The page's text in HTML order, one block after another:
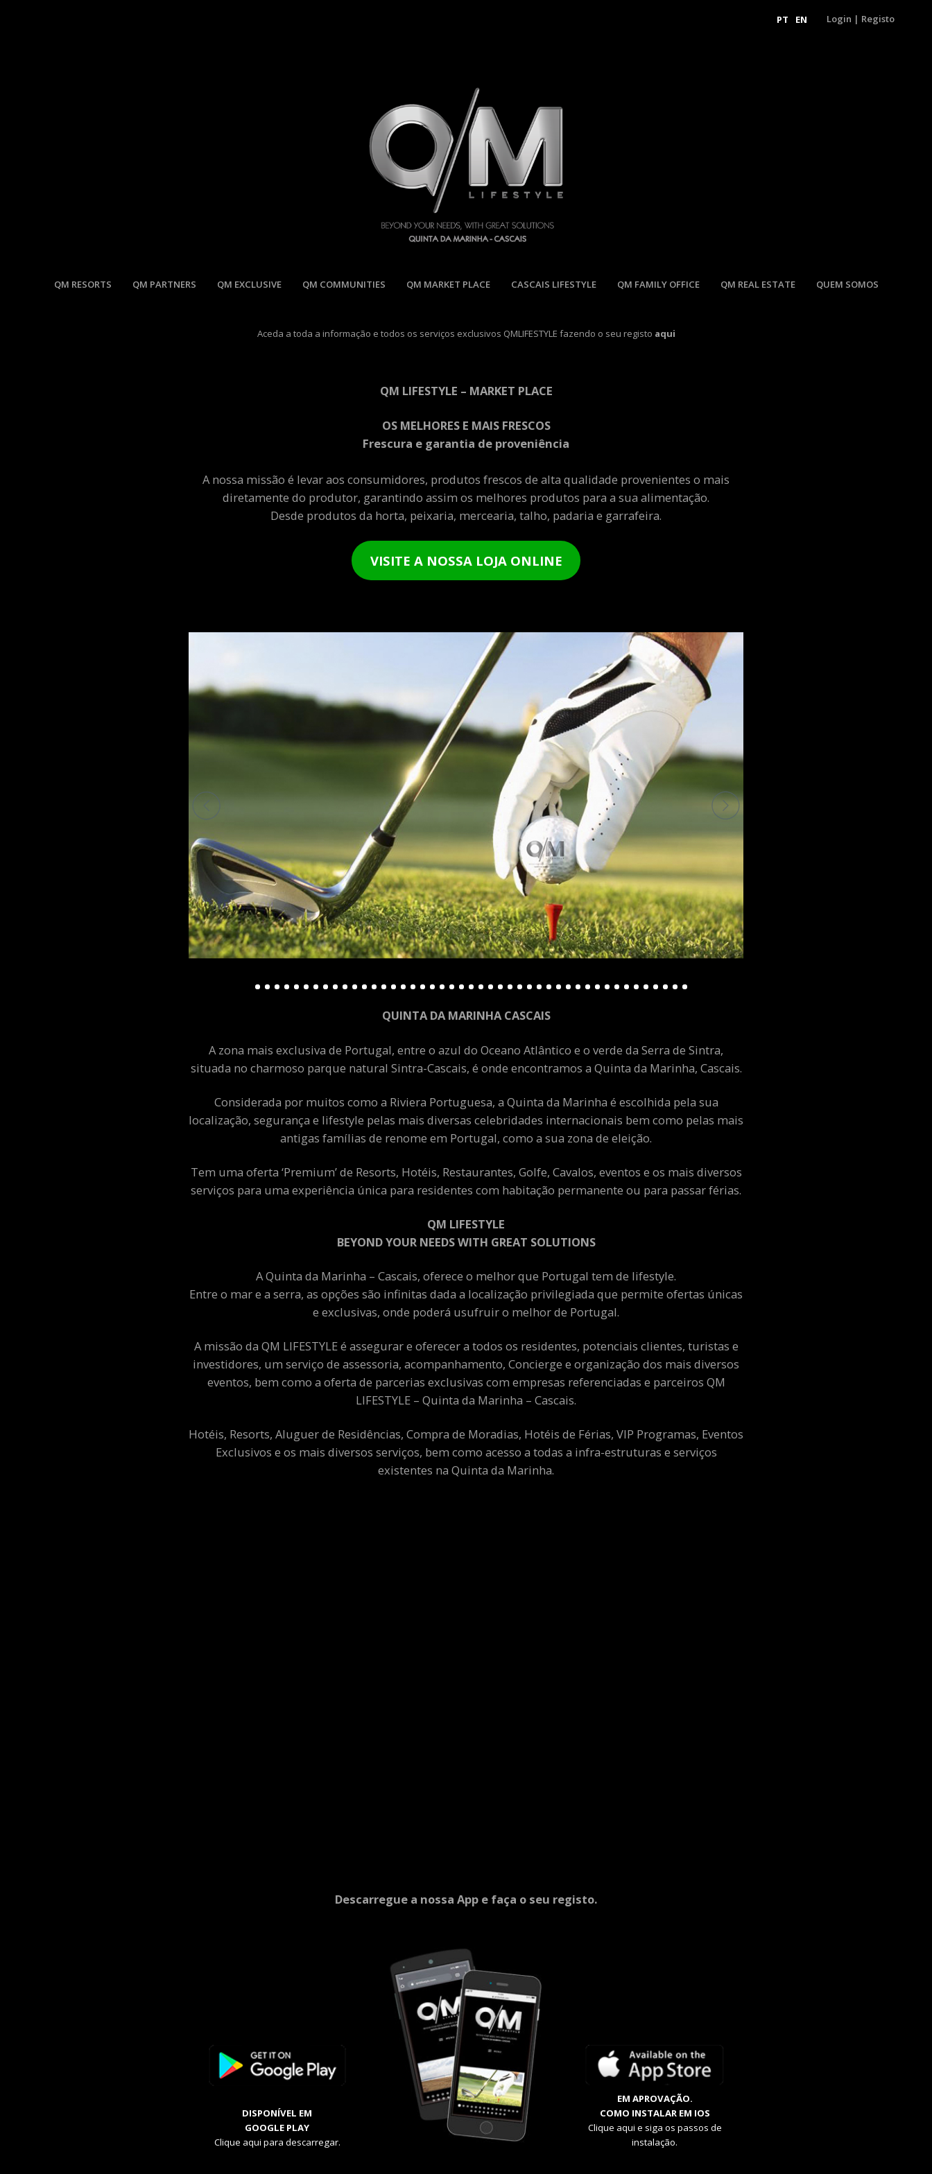
PT EN Login | Registo
QM RESORTS QM PARTNERS QM EXCLUSIVE QM COMMUNITIES QM MARKET PLACE CASCAIS LIFESTYLE QM FAMILY OFFICE QM REAL ESTATE QUEM SOMOS
Aceda a toda a informação e todos os serviços exclusivos QMLIFESTYLE fazendo o seu registo aqui
QM LIFESTYLE – MARKET PLACE
OS MELHORES E MAIS FRESCOS
Frescura e garantia de proveniência
A nossa missão é levar aos consumidores, produtos frescos de alta qualidade provenientes o mais
diretamente do produtor, garantindo assim os melhores produtos para a sua alimentação.
Desde produtos da horta, peixaria, mercearia, talho, padaria e garrafeira.
VISITE A NOSSA LOJA ONLINE
QUINTA DA MARINHA CASCAIS
A zona mais exclusiva de Portugal, entre o azul do Oceano Atlântico e o verde da Serra de Sintra,
situada no charmoso parque natural Sintra-Cascais, é onde encontramos a Quinta da Marinha, Cascais.
Considerada por muitos como a Riviera Portuguesa, a Quinta da Marinha é escolhida pela sua
localização, segurança e lifestyle pelas mais diversas celebridades internacionais bem como pelas mais
antigas famílias de renome em Portugal, como a sua zona de eleição.
Tem uma oferta ‘Premium’ de Resorts, Hotéis, Restaurantes, Golfe, Cavalos, eventos e os mais diversos
serviços para uma experiência única para residentes com habitação permanente ou para passar férias.
QM LIFESTYLE
BEYOND YOUR NEEDS WITH GREAT SOLUTIONS
A Quinta da Marinha – Cascais, oferece o melhor que Portugal tem de lifestyle.
Entre o mar e a serra, as opções são infinitas dada a localização privilegiada que permite ofertas únicas
e exclusivas, onde poderá usufruir o melhor de Portugal.
A missão da QM LIFESTYLE é assegurar e oferecer a todos os residentes, potenciais clientes, turistas e
investidores, um serviço de assessoria, acompanhamento, Concierge e organização dos mais diversos
eventos, bem como a oferta de parcerias exclusivas com empresas referenciadas e parceiros QM
LIFESTYLE – Quinta da Marinha – Cascais.
Hotéis, Resorts, Aluguer de Residências, Compra de Moradias, Hotéis de Férias, VIP Programas, Eventos
Exclusivos e os mais diversos serviços, bem como acesso a todas a infra-estruturas e serviços
existentes na Quinta da Marinha.
Descarregue a nossa App e faça o seu registo.
DISPONÍVEL EM
GOOGLE PLAY
Clique aqui para descarregar.
EM APROVAÇÃO.
COMO INSTALAR EM IOS
Clique aqui e siga os passos de
instalação.